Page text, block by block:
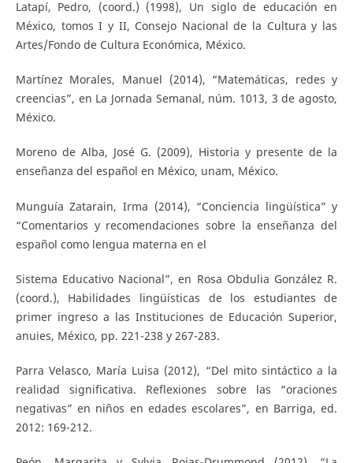
Latapí, Pedro, (coord.) (1998), Un siglo de educación en
México, tomos I y II, Consejo Nacional de la Cultura y las
Artes/Fondo de Cultura Económica, México.
Martínez Morales, Manuel (2014), “Matemáticas, redes y
creencias”, en La Jornada Semanal, núm. 1013, 3 de agosto,
México.
Moreno de Alba, José G. (2009), Historia y presente de la
enseñanza del español en México, unam, México.
Munguía Zatarain, Irma (2014), “Conciencia lingüística” y
“Comentarios y recomendaciones sobre la enseñanza del
español como lengua materna en el
Sistema Educativo Nacional”, en Rosa Obdulia González R.
(coord.), Habilidades lingüísticas de los estudiantes de
primer ingreso a las Instituciones de Educación Superior,
anuies, México, pp. 221-238 y 267-283.
Parra Velasco, María Luisa (2012), “Del mito sintáctico a la
realidad significativa. Reflexiones sobre las “oraciones
negativas” en niños en edades escolares”, en Barriga, ed.
2012: 169-212.